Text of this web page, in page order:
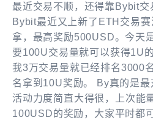
最近交易不顺，还得靠Bybit交
Bybit最近又上新了ETH交易
拿，最高奖励500USD。今天
要100U交易量就可以获得1U
我3万交易量就已经排名3000
名拿到10U奖励。 By真的是最
活动力度简直大得很，上次能
100USD的奖励，大家平时都